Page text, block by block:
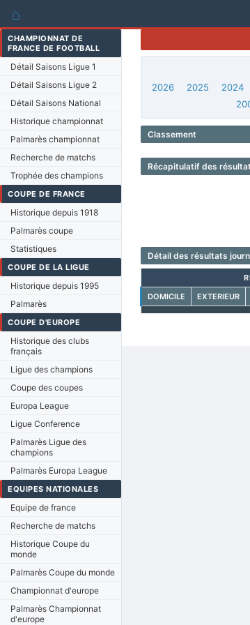
⌂
CHAMPIONNAT DE
FRANCE DE FOOTBALL
Détail Saisons Ligue 1
Détail Saisons Ligue 2
Détail Saisons National
Historique championnat
Palmarès championnat
Recherche de matchs
Trophée des champions
COUPE DE FRANCE
Historique depuis 1918
Palmarès coupe
Statistiques
COUPE DE LA LIGUE
Historique depuis 1995
Palmarès
COUPE D'EUROPE
Historique des clubs
français
Ligue des champions
Coupe des coupes
Europa League
Ligue Conference
Palmarès Ligue des
champions
Palmarès Europa League
EQUIPES NATIONALES
Equipe de france
Recherche de matchs
Historique Coupe du
monde
Palmarès Coupe du monde
Championnat d'europe
Palmarès Championnat
d'europe
2026
2025 2024
Classement
Récapitulatif des
Détail des résultats
DOMICILE
EXTERIEUR